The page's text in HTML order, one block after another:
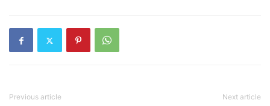
Previous article Next article